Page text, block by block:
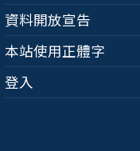
資料開放宣告
本站使用正體字
登入